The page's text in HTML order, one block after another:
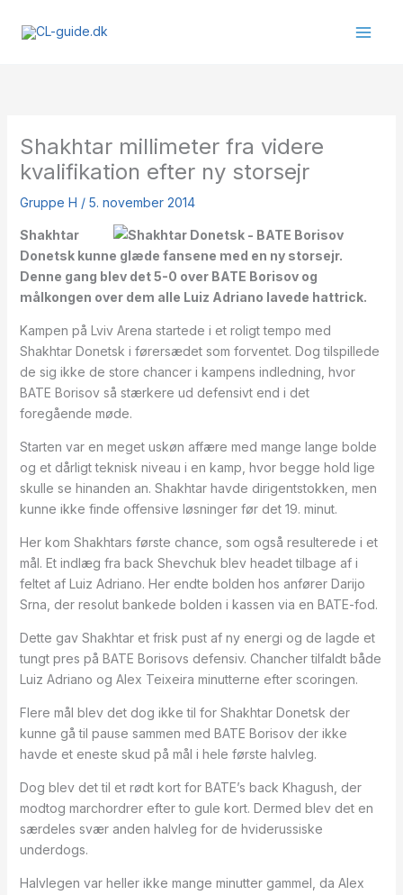
Shakhtar millimeter fra videre
kvalifikation efter ny storsejr
Gruppe H / 5. november 2014
Shakhtar
Donetsk kunne glæde fansene med en ny storsejr.
Denne gang blev det 5-0 over BATE Borisov og
målkongen over dem alle Luiz Adriano lavede hattrick.
Kampen på Lviv Arena startede i et roligt tempo med
Shakhtar Donetsk i førersædet som forventet. Dog tilspillede
de sig ikke de store chancer i kampens indledning, hvor
BATE Borisov så stærkere ud defensivt end i det
foregående møde.
Starten var en meget uskøn affære med mange lange bolde
og et dårligt teknisk niveau i en kamp, hvor begge hold lige
skulle se hinanden an. Shakhtar havde dirigentstokken, men
kunne ikke finde offensive løsninger før det 19. minut.
Her kom Shakhtars første chance, som også resulterede i et
mål. Et indlæg fra back Shevchuk blev headet tilbage af i
feltet af Luiz Adriano. Her endte bolden hos anfører Darijo
Srna, der resolut bankede bolden i kassen via en BATE-fod.
Dette gav Shakhtar et frisk pust af ny energi og de lagde et
tungt pres på BATE Borisovs defensiv. Chancher tilfaldt både
Luiz Adriano og Alex Teixeira minutterne efter scoringen.
Flere mål blev det dog ikke til for Shakhtar Donetsk der
kunne gå til pause sammen med BATE Borisov der ikke
havde et eneste skud på mål i hele første halvleg.
Dog blev det til et rødt kort for BATE’s back Khagush, der
modtog marchordrer efter to gule kort. Dermed blev det en
særdeles svær anden halvleg for de hviderussiske
underdogs.
Halvlegen var heller ikke mange minutter gammel, da Alex